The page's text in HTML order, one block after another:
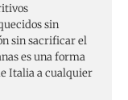
sin
sin sacrificar el
es una forma
Italia a cualquier